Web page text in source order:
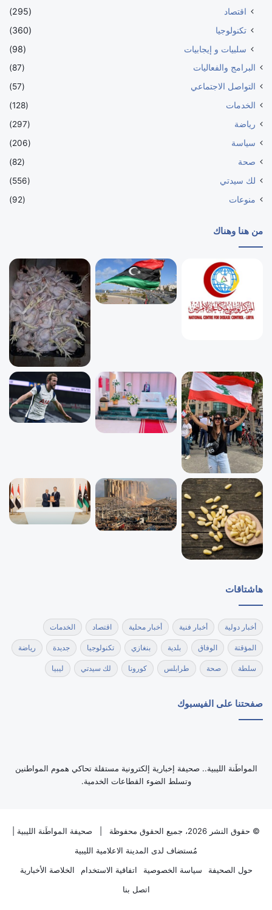
اقتصاد
(295)
تكنولوجيا
(360)
سلبيات و إيجابيات
(98)
البرامج والفعاليات
(87)
التواصل الاجتماعي
(57)
الخدمات
(128)
رياضة
(297)
سياسة
(206)
صحة
(82)
لك سيدتي
(556)
منوعات
(92)
من هنا وهناك
هاشتاقات
أخبار دولية أخبار فنية أخبار محلية اقتصاد الخدمات
المؤقتة الوفاق بلدية بنغازي تكنولوجيا جديدة رياضة
سلطة صحة طرابلس كورونا لك سيدتي ليبيا
صفحتنا على الفيسبوك
‏المواطَنة الليبية.. صحيفة إخبارية إلكترونية مستقلة تحاكي هموم المواطنين
وتسلط الضوء القطاعات الخدمية.
© حقوق النشر 2026، جميع الحقوق محفوظة | صحيفة المواطَنة الليبية
مُستضاف لدى المدينة الاعلامية الليبية
حول الصحيفة
سياسة الخصوصية اتفاقية الاستخدام
الخلاصة الأخبارية
اتصل بنا